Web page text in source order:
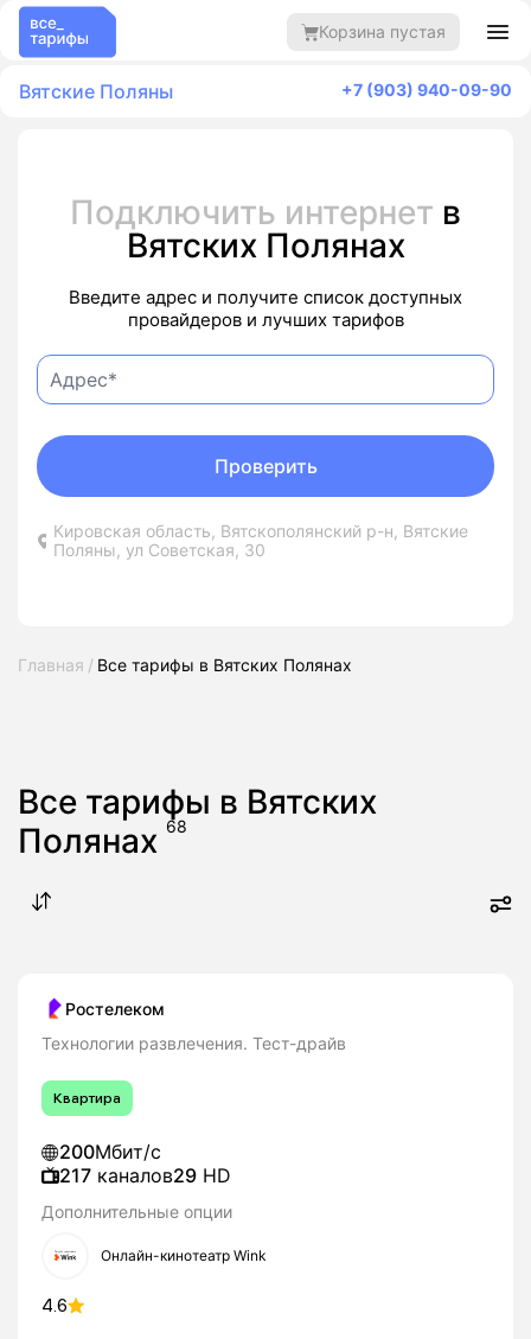
Корзина пустая
Вятские Поляны +7 (903) 940-09-90
Подключить интернет в
Вятских Полянах
Введите адрес и получите список доступных
провайдеров и лучших тарифов
Кировская область, Вятскополянский р-н, Вятские
Поляны, ул Советская, 30
Проверить
Главная Все тарифы в Вятских Полянах
Все тарифы в Вятских
Полянах 68
Ростелеком
Технологии развлечения. Тест-драйв
Квартира
200Мбит/с
217 каналов29 HD
Дополнительные опции
Онлайн-кинотеатр Wink
4.6